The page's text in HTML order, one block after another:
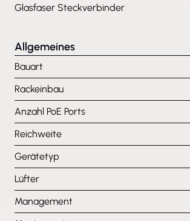
Glasfaser Steckverbinder
Allgemeines
Bauart
Rackeinbau
Anzahl PoE Ports
Reichweite
Gerätetyp
Lüfter
Management